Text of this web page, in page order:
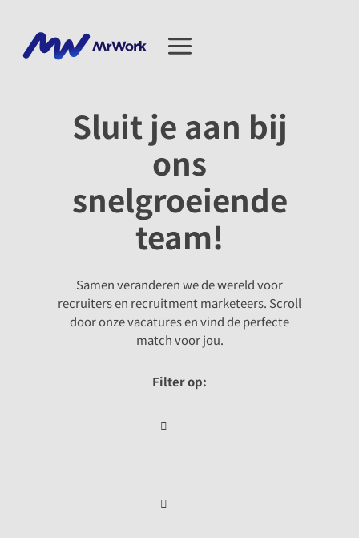
Sluit je aan bij
ons
snelgroeiende
team!
Samen veranderen we de wereld voor
recruiters en recruitment marketeers. Scroll
door onze vacatures en vind de perfecte
match voor jou.
Filter op: